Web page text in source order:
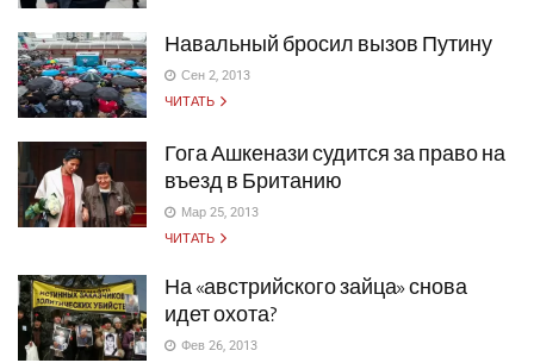
Навальный бросил вызов Путину
Сен 2, 2013
ЧИТАТЬ
Гога Ашкенази судится за право на
въезд в Британию
Мар 25, 2013
ЧИТАТЬ
На «австрийского зайца» снова
идет охота?
Фев 26, 2013